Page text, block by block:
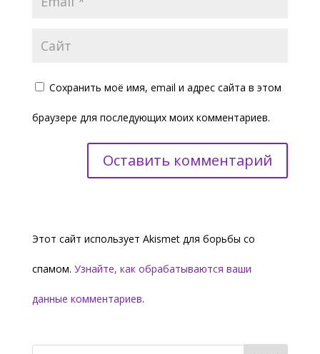
Сохранить моё имя, email и адрес сайта в этом
браузере для последующих моих комментариев.
Этот сайт использует Akismet для борьбы со
спамом. Узнайте, как обрабатываются ваши
данные комментариев.